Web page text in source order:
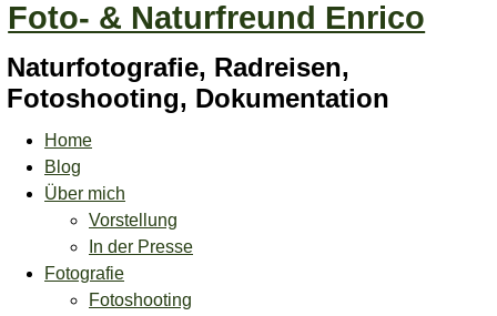
Foto- & Naturfreund Enrico
Naturfotografie, Radreisen,
Fotoshooting, Dokumentation
Home
Blog
Über mich
Vorstellung
In der Presse
Fotografie
Fotoshooting